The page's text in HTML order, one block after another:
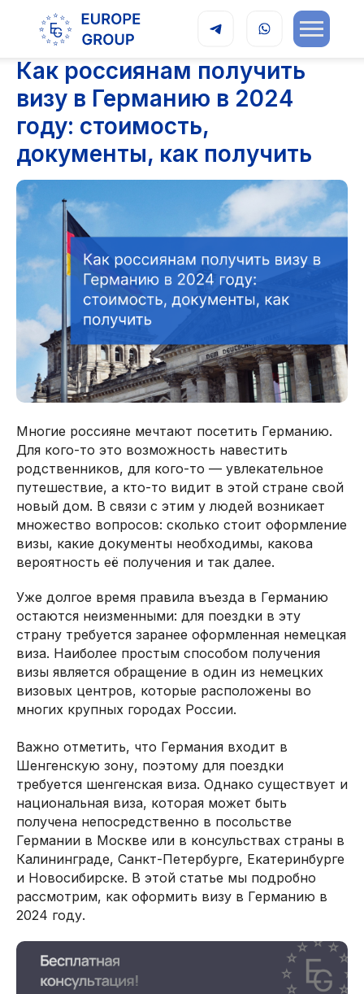
Как россиянам получить
визу в Германию в 2024
году: стоимость,
документы, как получить
Многие россияне мечтают посетить Германию.
Для кого-то это возможность навестить
родственников, для кого-то — увлекательное
путешествие, а кто-то видит в этой стране свой
новый дом. В связи с этим у людей возникает
множество вопросов: сколько стоит оформление
визы, какие документы необходимы, какова
вероятность её получения и так далее.
Уже долгое время правила въезда в Германию
остаются неизменными: для поездки в эту
страну требуется заранее оформленная немецкая
виза. Наиболее простым способом получения
визы является обращение в один из немецких
визовых центров, которые расположены во
многих крупных городах России.
Важно отметить, что Германия входит в
Шенгенскую зону, поэтому для поездки
требуется шенгенская виза. Однако существует и
национальная виза, которая может быть
получена непосредственно в посольстве
Германии в Москве или в консульствах страны в
Калининграде, Санкт-Петербурге, Екатеринбурге
и Новосибирске. В этой статье мы подробно
рассмотрим, как оформить визу в Германию в
2024 году.